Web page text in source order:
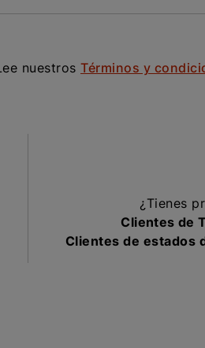
nuestros Términos y
¿Tienes
Clientes de
Clientes de estados